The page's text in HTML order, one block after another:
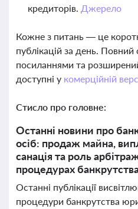
кредиторів. Джерело
Кожне з питань — це
публікацій за день.
посиланнями та
доступні у комерційній
Стисло про головне:
Останні новини про
осіб: продаж майна,
санація та роль
процедурах
Останні публікації
процедури банкрутства